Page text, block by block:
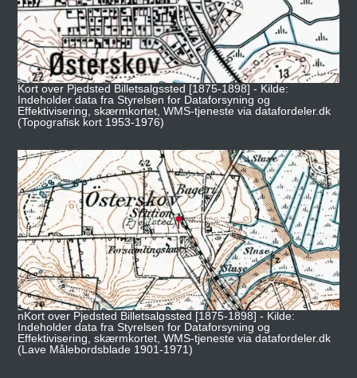
Kort over Pjedsted Billetsalgssted [1875-1898] - Kilde:
Indeholder data fra Styrelsen for Dataforsyning og
Effektivisering, skærmkortet, WMS-tjeneste via datafordeler.dk
(Topografisk kort 1953-1976)
nKort over Pjedsted Billetsalgssted [1875-1898] - Kilde:
Indeholder data fra Styrelsen for Dataforsyning og
Effektivisering, skærmkortet, WMS-tjeneste via datafordeler.dk
(Lave Målebordsblade 1901-1971)